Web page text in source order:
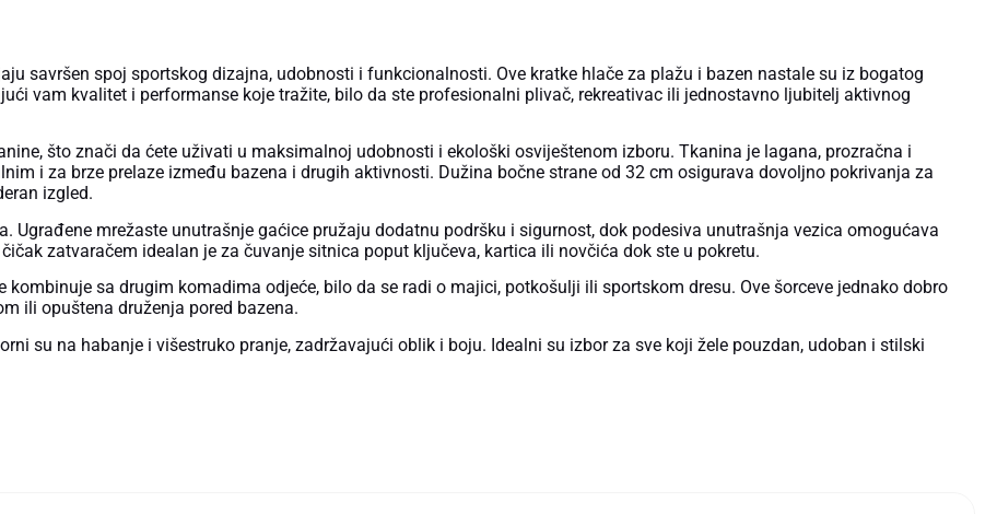
savršen spoj sportskog dizajna, udobnosti i funkcionalnosti. Ove kratke hlače za plažu i bazen nastale su iz bogatog
vam kvalitet i performanse koje tražite, bilo da ste profesionalni plivač, rekreativac ili jednostavno ljubitelj aktivnog
što znači da ćete uživati u maksimalnoj udobnosti i ekološki osviještenom izboru. Tkanina je lagana, prozračna i
i za brze prelaze između bazena i drugih aktivnosti. Dužina bočne strane od 32 cm osigurava dovoljno pokrivanja za
izgled.
Ugrađene mrežaste unutrašnje gaćice pružaju dodatnu podršku i sigurnost, dok podesiva unutrašnja vezica omogućava
zatvaračem idealan je za čuvanje sitnica poput ključeva, kartica ili novčića dok ste u pokretu.
sa drugim komadima odjeće, bilo da se radi o majici, potkošulji ili sportskom dresu. Ove šorceve jednako dobro
ili opuštena druženja pored bazena.
su na habanje i višestruko pranje, zadržavajući oblik i boju. Idealni su izbor za sve koji žele pouzdan, udoban i stilski